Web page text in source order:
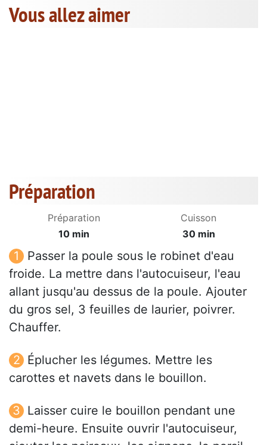
Vous allez aimer
Préparation
Préparation
10 min
Cuisson
30 min
Passer la poule sous le robinet d'eau
froide. La mettre dans l'autocuiseur, l'eau
allant jusqu'au dessus de la poule. Ajouter
du gros sel, 3 feuilles de laurier, poivrer.
Chauffer.
Éplucher les légumes. Mettre les
carottes et navets dans le bouillon.
Laisser cuire le bouillon pendant une
demi-heure. Ensuite ouvrir l'autocuiseur,